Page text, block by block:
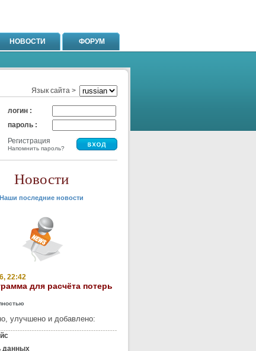
НОВОСТИ ФОРУМ
Язык сайта >
логин :
пароль :
Регистрация
Напомнить пароль?
Новости
Наши последние новости
22:42
для расчёта потерь
улучшено и добавлено:
данных